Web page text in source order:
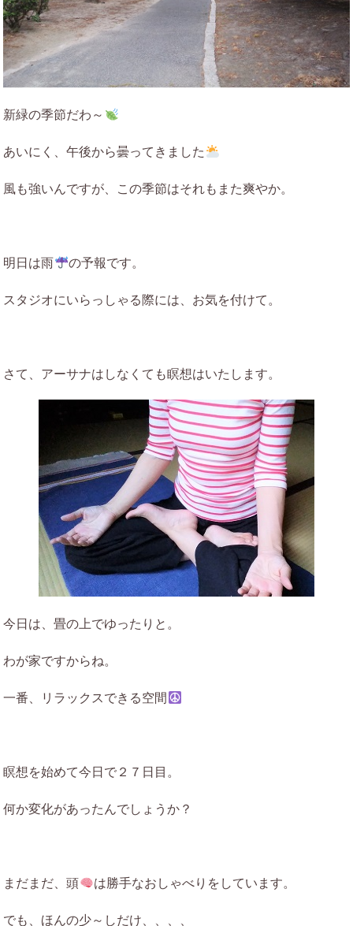
新緑の季節だわ～
あいにく、午後から曇ってきました
風も強いんですが、この季節はそれもまた爽やか。
明日は雨 の予報です。
スタジオにいらっしゃる際には、お気を付けて。
さて、アーサナはしなくても瞑想はいたします。
今日は、畳の上でゆったりと。
わが家ですからね。
一番、リラックスできる空間
瞑想を始めて今日で２７日目。
何か変化があったんでしょうか？
まだまだ、頭 は勝手なおしゃべりをしています。
でも、ほんの少～しだけ、、、、